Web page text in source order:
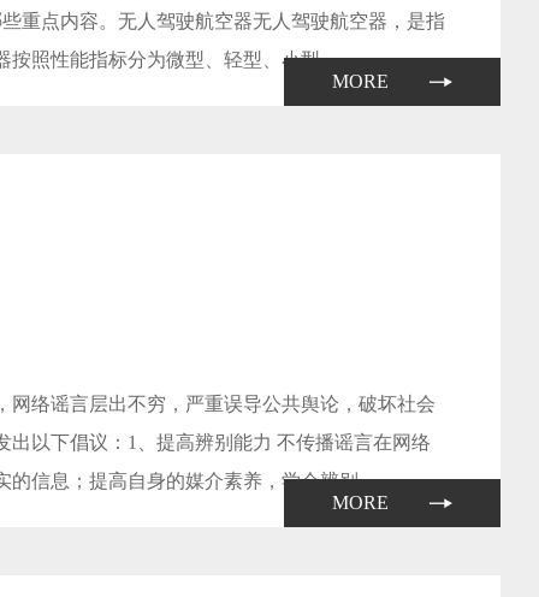
重点内容。无人驾驶航空器无人驾驶航空器，是指
照性能指标分为微型、轻型、小型、...
MORE
络谣言层出不穷，严重误导公共舆论，破坏社会
以下倡议：1、提高辨别能力 不传播谣言在网络
信息；提高自身的媒介素养，学会辨别...
MORE